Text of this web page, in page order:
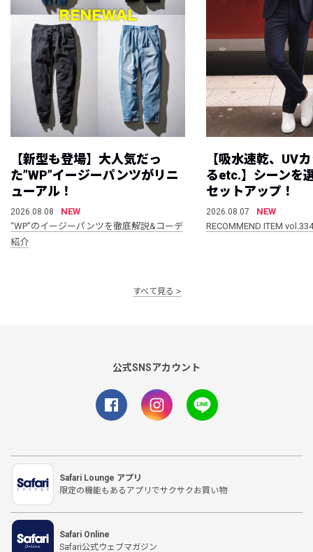
【新型も登場】大人気だっ
た”WP”イージーパンツがリニ
ューアル！
2026.08.08
NEW
“WP”のイージーパンツを徹底解説&コーデ
紹介
【吸水速乾、UV
るetc.】シーンを
セットアップ！
2026.08.07
NEW
RECOMMEND ITEM vol.334
すべて見る
公式SNSアカウント
Safari Lounge アプリ
限定の機能もあるアプリでサクサクお買い物
Safari Online
Safari公式ウェブマガジン